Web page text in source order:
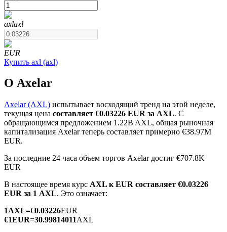
USDT-фьючерсы
Фьючерсы с использованием USDT в качестве
обеспечения
Криптовалютные фьючерсы
TradFi
Деривативы на акции, форекс, драгоценные металлы и
сырьевые товары
axlaxl
EUR
Купить axl (axl)
О Axelar
Axelar (AXL) испытывает восходящий тренд на этой неделе,
текущая цена составляет €0.03226 EUR за AXL. С
обращающимся предложением 1.22B AXL, общая рыночная
капитализация Axelar теперь составляет примерно €38.97M
EUR.
За последние 24 часа объем торгов Axelar достиг €707.8K
EUR
В настоящее время курс AXL к EUR составляет €0.03226
EUR за 1 AXL. Это означает:
1AXL=€0.03226EUR
€1EUR=30.99814011AXL